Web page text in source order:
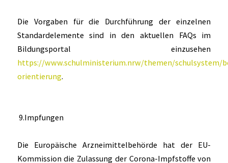
Die Vorgaben für die Durchführung der einzelnen
Standardelemente sind in den aktuellen FAQs im
Bildungsportal einzusehen
https://www.schulministerium.nrw/themen/schulsystem/
orientierung.
9.Impfungen
Die Europäische Arzneimittelbehörde hat der EU-
Kommission die Zulassung der Corona-Impfstoffe von